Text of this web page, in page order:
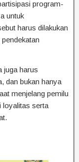
program-
untuk
harus dilakukan
juga harus
dan bukan hanya
menjelang pemilu
loyalitas serta